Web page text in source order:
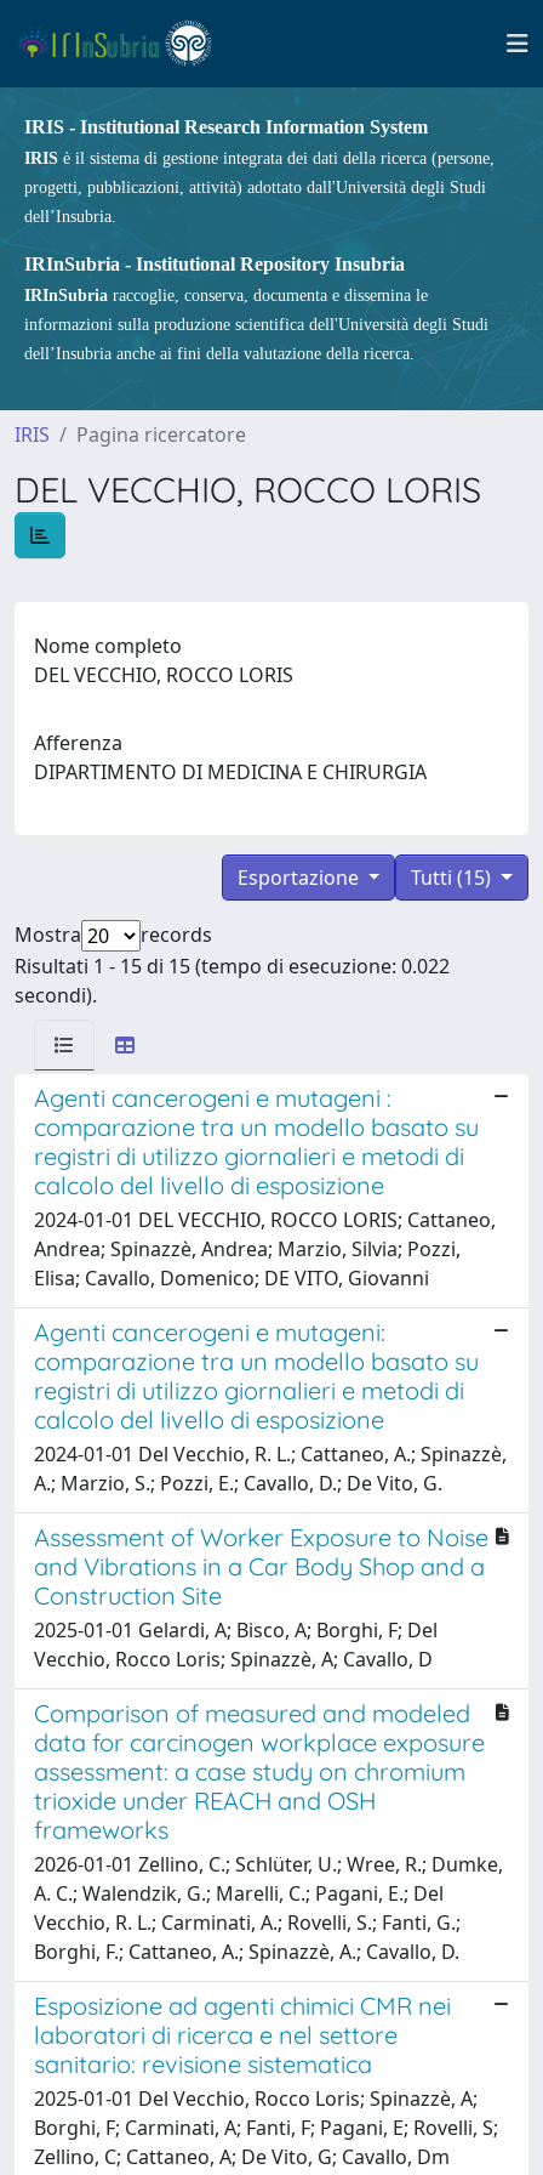
IRIS - Institutional Research Information System
IRIS è il sistema di gestione integrata dei dati della ricerca (persone,
progetti, pubblicazioni, attività) adottato dall'Università degli Studi
dell’Insubria.
IRInSubria - Institutional Repository Insubria
IRInSubria raccoglie, conserva, documenta e dissemina le
informazioni sulla produzione scientifica dell'Università degli Studi
dell’Insubria anche ai fini della valutazione della ricerca.
IRIS Pagina ricercatore
DEL VECCHIO, ROCCO LORIS
Nome completo
DEL VECCHIO, ROCCO LORIS
Afferenza
DIPARTIMENTO DI MEDICINA E CHIRURGIA
Tutti (15)
Esportazione
Mostra
records
Risultati 1 - 15 di 15 (tempo di esecuzione: 0.022
secondi).
Agenti cancerogeni e mutageni :
comparazione tra un modello basato su
registri di utilizzo giornalieri e metodi di
calcolo del livello di esposizione
2024-01-01 DEL VECCHIO, ROCCO LORIS; Cattaneo,
Andrea; Spinazzè, Andrea; Marzio, Silvia; Pozzi,
Elisa; Cavallo, Domenico; DE VITO, Giovanni
Agenti cancerogeni e mutageni:
comparazione tra un modello basato su
registri di utilizzo giornalieri e metodi di
calcolo del livello di esposizione
2024-01-01 Del Vecchio, R. L.; Cattaneo, A.; Spinazzè,
A.; Marzio, S.; Pozzi, E.; Cavallo, D.; De Vito, G.
Assessment of Worker Exposure to Noise
and Vibrations in a Car Body Shop and a
Construction Site
2025-01-01 Gelardi, A; Bisco, A; Borghi, F; Del
Vecchio, Rocco Loris; Spinazzè, A; Cavallo, D
Comparison of measured and modeled
data for carcinogen workplace exposure
assessment: a case study on chromium
trioxide under REACH and OSH
frameworks
2026-01-01 Zellino, C.; Schlüter, U.; Wree, R.; Dumke,
A. C.; Walendzik, G.; Marelli, C.; Pagani, E.; Del
Vecchio, R. L.; Carminati, A.; Rovelli, S.; Fanti, G.;
Borghi, F.; Cattaneo, A.; Spinazzè, A.; Cavallo, D.
Esposizione ad agenti chimici CMR nei
laboratori di ricerca e nel settore
sanitario: revisione sistematica
2025-01-01 Del Vecchio, Rocco Loris; Spinazzè, A;
Borghi, F; Carminati, A; Fanti, F; Pagani, E; Rovelli, S;
Zellino, C; Cattaneo, A; De Vito, G; Cavallo, Dm